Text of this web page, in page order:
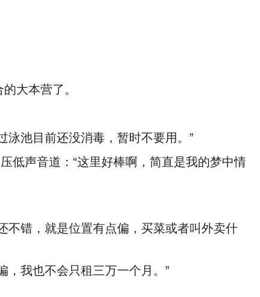
大本营了。
泳池目前还没消毒，暂时不要用。”
低声音道：“这里好棒啊，简直是我的梦中情
不错，就是位置有点偏，买菜或者叫外卖什
，我也不会只租三万一个月。”